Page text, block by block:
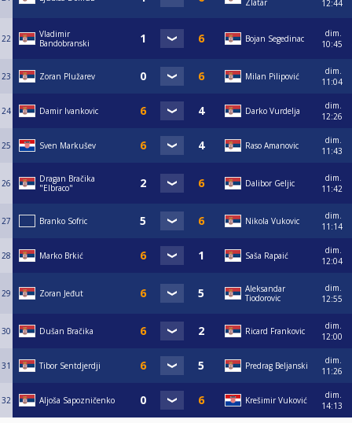
Zlatar 12:44
22
Vladimir
Bandobranski
Bojan Segedinac
dim.
10:45
23 Zoran Plužarev Milan Pilipović
dim.
11:04
24 Damir Ivankovic Darko Vurdelja
dim.
12:26
25 Sven Markušev Raso Amanovic
dim.
11:43
26
Dragan Bračika
"Elbraco"
Dalibor Geljic
dim.
11:42
27 Branko Sofric Nikola Vukovic
dim.
11:14
28 Marko Brkić Saša Rapaić
dim.
12:04
29 Zoran Jeđut
Aleksandar
Tiodorovic
dim.
12:55
30 Dušan Bračika Ricard Frankovic
dim.
12:00
31 Tibor Sentdjerdji Predrag Beljanski
dim.
11:26
32 Aljoša Sapozničenko Krešimir Vuković
dim.
14:13